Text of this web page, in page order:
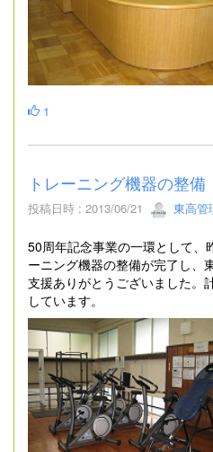
1
トレーニング機器の整備
投稿日時 : 2013/06/21 東高管
50周年記念事業の一環として、
ーニング機器の整備が完了し、
支援ありがとうございました。
しています。